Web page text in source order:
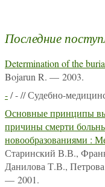
Последние
Determination of the
Bojarun R. — 2003.
-/ - // Судебно-
Основные принципы
причины смерти
новообразованиями :
Старинский В.В.,
Данилова Т.В.,
— 2001.